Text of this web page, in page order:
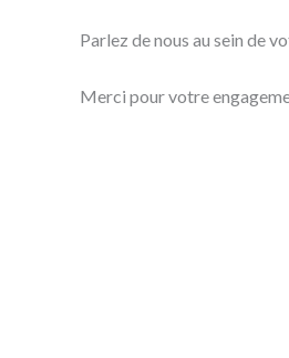
Parlez de nous au sein de
Merci pour votre